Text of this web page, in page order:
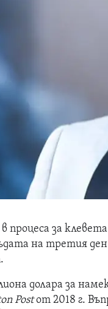
процеса за
на третия
долара за
Postот 2018 г.